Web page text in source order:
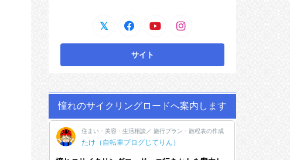
憧れのサイクリングロードへ案内します